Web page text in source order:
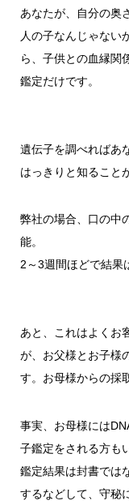
あなたが、自分の奥
人の子なんじゃない
ら、子供との血縁関
鑑定だけです。
遺伝子を調べればあ
はっきりと知ること
弊社の場合、口の中
能。
2～3週間ほどで結果
あと、これはよくお
が、お父様とお子様
す。お母様からの採
事実、お母様には
子鑑定をされる方も
鑑定結果は封書では
するなどして、守秘